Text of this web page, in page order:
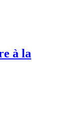
à la